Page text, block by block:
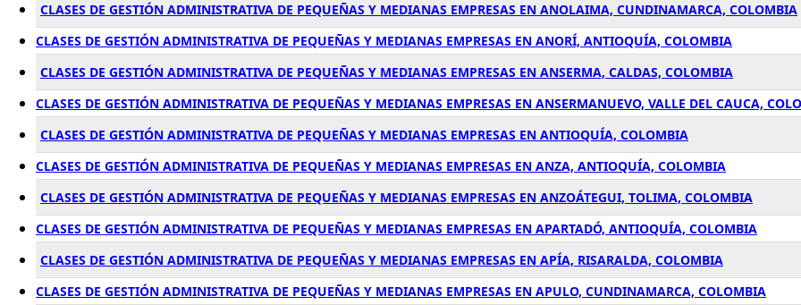
CLASES DE GESTIÓN ADMINISTRATIVA DE PEQUEÑAS Y MEDIANAS EMPRESAS EN ANOLAIMA, CUNDINAMARCA, COLOMBIA
CLASES DE GESTIÓN ADMINISTRATIVA DE PEQUEÑAS Y MEDIANAS EMPRESAS EN ANORÍ, ANTIOQUÍA, COLOMBIA
CLASES DE GESTIÓN ADMINISTRATIVA DE PEQUEÑAS Y MEDIANAS EMPRESAS EN ANSERMA, CALDAS, COLOMBIA
CLASES DE GESTIÓN ADMINISTRATIVA DE PEQUEÑAS Y MEDIANAS EMPRESAS EN ANSERMANUEVO, VALLE DEL CAUCA,
CLASES DE GESTIÓN ADMINISTRATIVA DE PEQUEÑAS Y MEDIANAS EMPRESAS EN ANTIOQUÍA, COLOMBIA
CLASES DE GESTIÓN ADMINISTRATIVA DE PEQUEÑAS Y MEDIANAS EMPRESAS EN ANZA, ANTIOQUÍA, COLOMBIA
CLASES DE GESTIÓN ADMINISTRATIVA DE PEQUEÑAS Y MEDIANAS EMPRESAS EN ANZOÁTEGUI, TOLIMA, COLOMBIA
CLASES DE GESTIÓN ADMINISTRATIVA DE PEQUEÑAS Y MEDIANAS EMPRESAS EN APARTADÓ, ANTIOQUÍA, COLOMBIA
CLASES DE GESTIÓN ADMINISTRATIVA DE PEQUEÑAS Y MEDIANAS EMPRESAS EN APÍA, RISARALDA, COLOMBIA
CLASES DE GESTIÓN ADMINISTRATIVA DE PEQUEÑAS Y MEDIANAS EMPRESAS EN APULO, CUNDINAMARCA, COLOMBIA